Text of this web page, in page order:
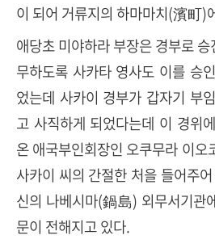
이 되어 거류지의 하마마치(濱町)
애당초 미야하라 부장은 경부로
무하도록 사카타 영사도 이를 승
었는데 사카이 경부가 갑자기 부
고 사직하게 되었다는데 이 경위
온 애국부인회장인 오쿠무라 이
사카이 씨의 간절한 처을 들어주
신의 나베시마(鍋島) 외무서기관
문이 전해지고 있다.